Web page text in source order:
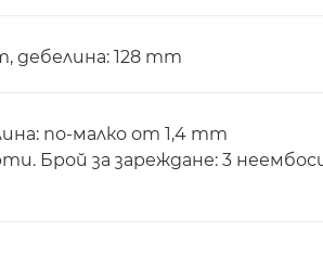
дебелина: 128 mm
по-малко от 1,4 mm
Брой за зареждане: 3